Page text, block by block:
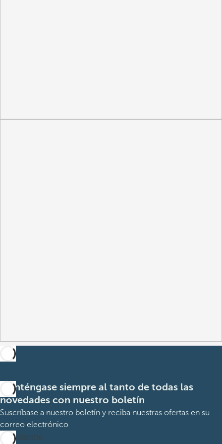
Manténgase siempre al tanto de todas las
novedades con nuestro boletín
Suscríbase a nuestro boletín y reciba nuestras ofertas en su
correo electrónico
Suscribirme